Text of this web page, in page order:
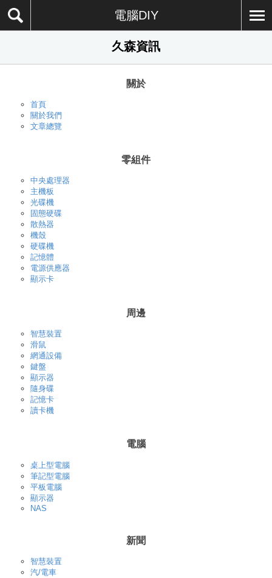
電腦DIY
久森資訊
關於
首頁
關於我們
文章總覽
零組件
中央處理器
主機板
光碟機
固態硬碟
散熱器
機殼
硬碟機
記憶體
電源供應器
顯示卡
周邊
智慧裝置
滑鼠
網通設備
鍵盤
顯示器
隨身碟
記憶卡
讀卡機
電腦
桌上型電腦
筆記型電腦
平板電腦
顯示器
NAS
新聞
智慧裝置
汽/電車